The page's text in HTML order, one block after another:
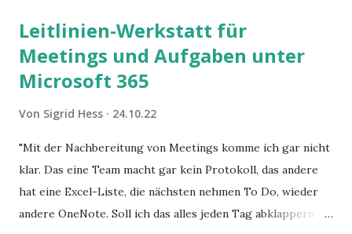
Leitlinien-Werkstatt für
Meetings und Aufgaben unter
Microsoft 365
Von Sigrid Hess 24.10.22
"Mit der Nachbereitung von Meetings komme ich gar nicht
klar. Das eine Team macht gar kein Protokoll, das andere
hat eine Excel-Liste, die nächsten nehmen To Do, wieder
andere OneNote. Soll ich das alles jeden Tag abklappern?"